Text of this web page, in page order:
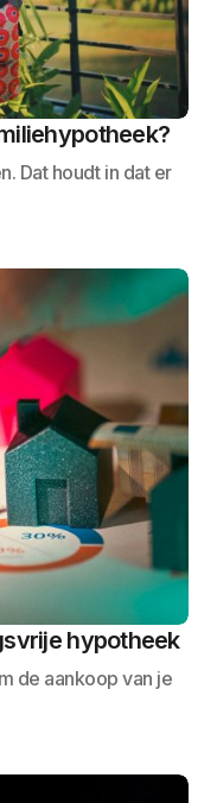
Dat houdt in dat er
hypotheek
de aankoop van je